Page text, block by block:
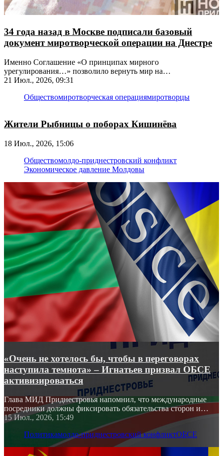
34 года назад в Москве подписали базовый
документ миротворческой операции на Днестре
Именно Соглашение «О принципах мирного
урегулирования…» позволило вернуть мир на
приднестровскую землю и сохранять его по сей день
21 Июл., 2026, 09:31
Обществомиротворческая операциямиротворцы
Жители Рыбницы о поборах Кишинёва
18 Июл., 2026, 15:06
Обществомолдо-приднестровский конфликт
Экономическое давление Молдовы
«Очень не хотелось бы, чтобы в переговорах
наступила темнота» – Игнатьев призвал ОБСЕ
активизироваться
Глава МИД Приднестровья напомнил, что международные
посредники должны фиксировать обязательства сторон и
контролировать исполнение соглашений
15 Июл., 2026, 15:49
Политикамолдо-приднестровский конфликтОБСЕ